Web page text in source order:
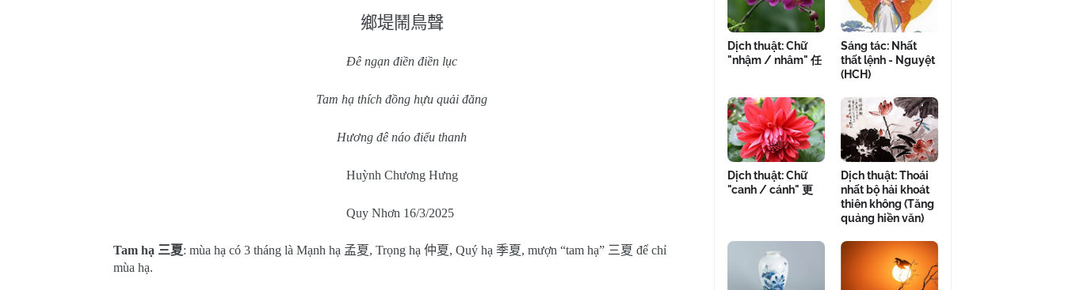
鄉堤鬧鳥聲
Đê ngạn điền điền lục
Tam hạ thích đồng hựu quải đăng
Hương đê náo điểu thanh
Huỳnh Chương Hưng
Quy Nhơn 16/3/2025
Tam hạ 三夏: mùa hạ có 3 tháng là Mạnh hạ 孟夏, Trọng hạ 仲夏, Quý hạ 季夏, mượn “tam hạ” 三夏 để chỉ
mùa hạ.
Dịch thuật: Chữ
"nhậm / nhâm" 任
Sáng tác: Nhất
thất lệnh - Nguyệt
(HCH)
Dịch thuật: Chữ
"canh / cánh" 更
Dịch thuật: Thoái
nhất bộ hải khoát
thiên không (Tăng
quảng hiền văn)